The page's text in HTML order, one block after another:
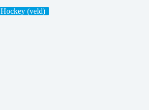
Hockey (veld)